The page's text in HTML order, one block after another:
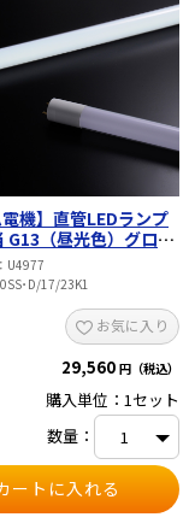
電機】直管LEDランプ
G13（昼光色）グロー
具専用 片側給電仕様
･D/17/23K1
U4977
･D/17/23K1
お気に入り
29,560 円（税込）
購入単位：1セット
数量：